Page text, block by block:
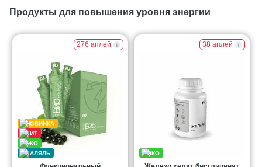
Продукты для повышения уровня энергии
276 аплей 38 аплей